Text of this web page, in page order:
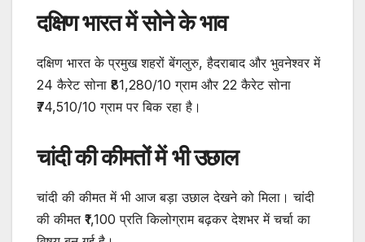
दक्षिण भारत में सोने के भाव
दक्षिण भारत के प्रमुख शहरों बेंगलुरु, हैदराबाद और भुवनेश्वर में
24 कैरेट सोना ₹81,280/10 ग्राम और 22 कैरेट सोना
₹74,510/10 ग्राम पर बिक रहा है।
चांदी की कीमतों में भी उछाल
चांदी की कीमत में भी आज बड़ा उछाल देखने को मिला। चांदी
की कीमत ₹1,100 प्रति किलोग्राम बढ़कर देशभर में चर्चा का